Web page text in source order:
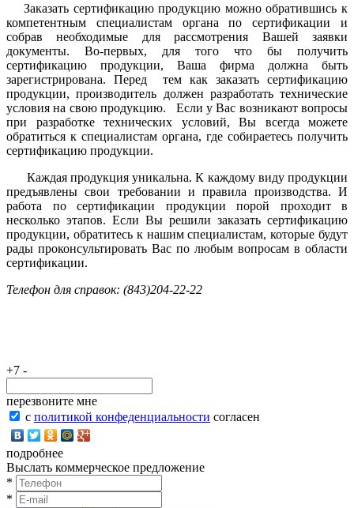
Заказать сертификацию продукцию можно обратившись к
компетентным специалистам органа по сертификации и
собрав необходимые для рассмотрения Вашей заявки
документы. Во-первых, для того что бы получить
сертификацию продукции, Ваша фирма должна быть
зарегистрирована. Перед тем как заказать сертификацию
продукции, производитель должен разработать технические
условия на свою продукцию. Если у Вас возникают вопросы
при разработке технических условий, Вы всегда можете
обратиться к специалистам органа, где собираетесь получить
сертификацию продукции.
Каждая продукция уникальна. К каждому виду продукции
предъявлены свои требовании и правила производства. И
работа по сертификации продукции порой проходит в
несколько этапов. Если Вы решили заказать сертификацию
продукции, обратитесь к нашим специалистам, которые будут
рады проконсультировать Вас по любым вопросам в области
сертификации.
Телефон для справок: (843)204-22-22
+7 -
перезвоните мне
с политикой конфеденциальности согласен
подробнее
Выслать коммерческое предложение
*
*